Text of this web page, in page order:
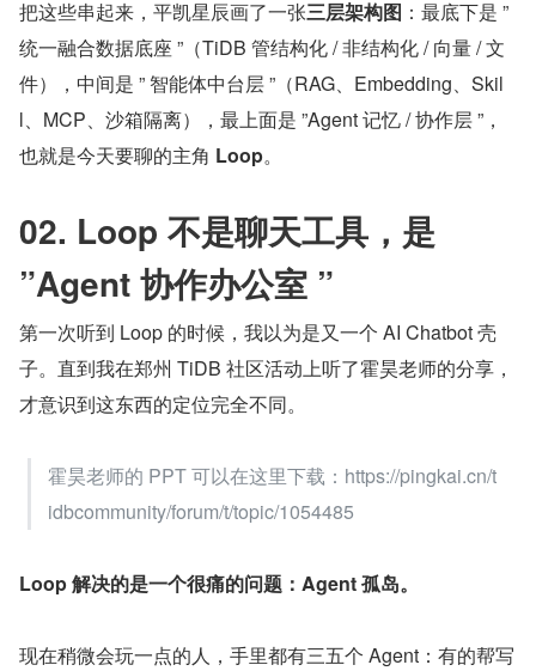
把这些串起来，平凯星辰画了一张三层架构图 ：最底下是 ”
统一融合数据底座 ”（TiDB 管结构化 / 非结构化 / 向量 / 文
件），中间是 ” 智能体中台层 ”（RAG、Embedding、Skil
l、MCP、沙箱隔离），最上面是 ”Agent 记忆 / 协作层 ”，
也就是今天要聊的主角 Loop。
02. Loop 不是聊天工具，是
”Agent 协作办公室 ”
第一次听到 Loop 的时候，我以为是又一个 AI Chatbot 壳
子。直到我在郑州 TiDB 社区活动上听了霍昊老师的分享，
才意识到这东西的定位完全不同。
霍昊老师的 PPT 可以在这里下载：https://pingkai.cn/t
idbcommunity/forum/t/topic/1054485
Loop 解决的是一个很痛的问题：Agent 孤岛。
现在稍微会玩一点的人，手里都有三五个 Agent：有的帮写